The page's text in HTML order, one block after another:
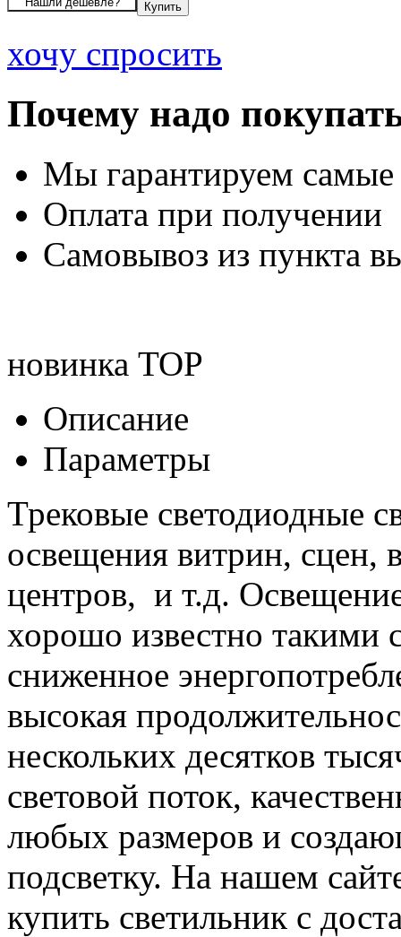
хочу спросить
Почему надо
Мы гарантируем
Оплата при получении
Самовывоз из пункта
новинка TOP
Описание
Параметры
Трековые светодиодные
освещения витрин, сцен,
центров, и т.д.
хорошо известно такими
сниженное
высокая
нескольких десятков
световой поток,
любых размеров и
подсветку. На нашем
купить светильник с